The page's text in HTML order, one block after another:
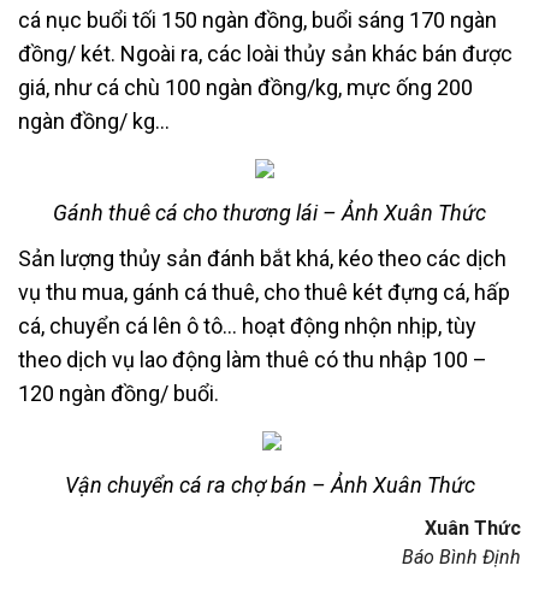
cá nục buổi tối 150 ngàn đồng, buổi sáng 170 ngàn
đồng/ két. Ngoài ra, các loài thủy sản khác bán được
giá, như cá chù 100 ngàn đồng/kg, mực ống 200
ngàn đồng/ kg…
Gánh thuê cá cho thương lái – Ảnh Xuân Thức
Sản lượng thủy sản đánh bắt khá, kéo theo các dịch
vụ thu mua, gánh cá thuê, cho thuê két đựng cá, hấp
cá, chuyển cá lên ô tô… hoạt động nhộn nhịp, tùy
theo dịch vụ lao động làm thuê có thu nhập 100 –
120 ngàn đồng/ buổi.
Vận chuyển cá ra chợ bán – Ảnh Xuân Thức
Xuân Thức
Báo Bình Định